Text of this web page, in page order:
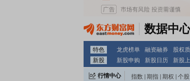
数据中
特色 龙虎榜单 融资融券 股权
新股
新股申购 新股日历 新股
行情中心 指数 期指 期权 个股